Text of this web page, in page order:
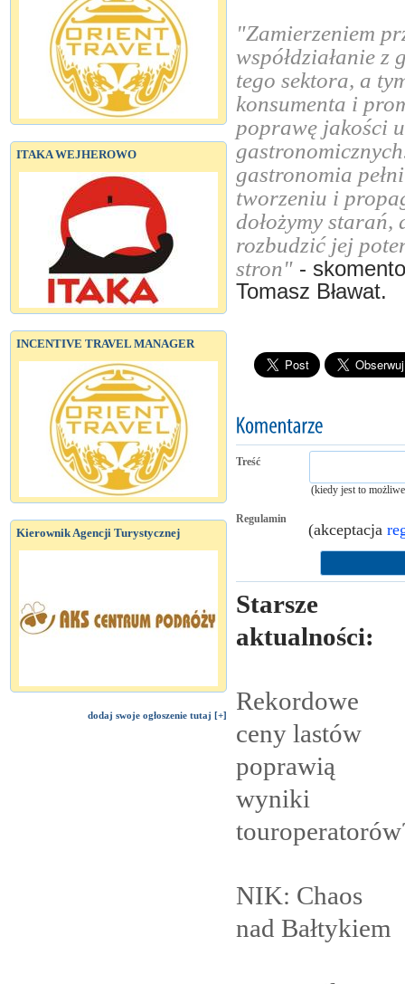
ITAKA WEJHEROWO
INCENTIVE TRAVEL MANAGER
Kierownik Agencji Turystycznej
dodaj swoje ogłoszenie tutaj [+]
"Zamierzeniem
współdziałanie
tego sektora, a
konsumenta i
poprawę jakości
gastronomia
tworzeniu i
dołożymy
rozbudzić jej
stron" -
Tomasz Bławat.
Treść
(kiedy jest to
Regulamin
(akceptacja
Starsze
aktualności:
Rekordowe
ceny lastów
poprawią
wyniki
NIK: Chaos
nad Bałtykiem